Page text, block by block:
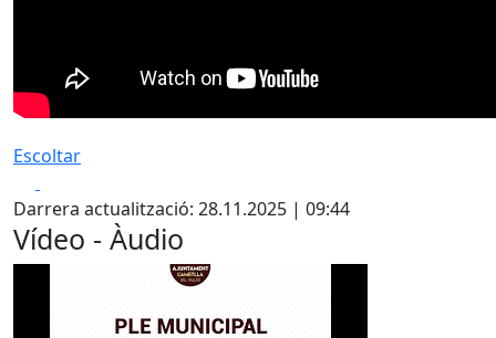
Escoltar
Darrera actualització: 28.11.2025 | 09:44
Vídeo - Àudio